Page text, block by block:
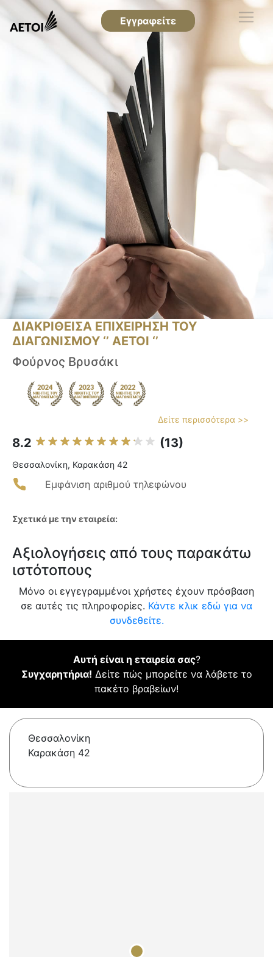
Εγγραφείτε
ΔΙΑΚΡΙΘΕΙΣΑ ΕΠΙΧΕΙΡΗΣΗ ΤΟΥ
ΔΙΑΓΩΝΙΣΜΟΥ ‘’ ΑΕΤΟΙ ‘’
Φούρνος Βρυσάκι
Δείτε περισσότερα >>
8.2 (13)
Θεσσαλονίκη, Καρακάση 42
Εμφάνιση αριθμού τηλεφώνου
Σχετικά με την εταιρεία:
Αξιολογήσεις από τους παρακάτω
ιστότοπους
Μόνο οι εγγεγραμμένοι χρήστες έχουν πρόσβαση
σε αυτές τις πληροφορίες. Κάντε κλικ εδώ για να
συνδεθείτε.
Αυτή είναι η εταιρεία σας?
Συγχαρητήρια! Δείτε πώς μπορείτε να λάβετε το
πακέτο βραβείων!
Θεσσαλονίκη
Καρακάση 42